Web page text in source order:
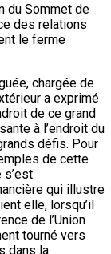
du Sommet de
des relations
le ferme
chargée de
a exprimé
de ce grand
à l’endroit du
défis. Pour
de cette
qui illustre
elle, lorsqu’il
de l’Union
tourné vers
dans la